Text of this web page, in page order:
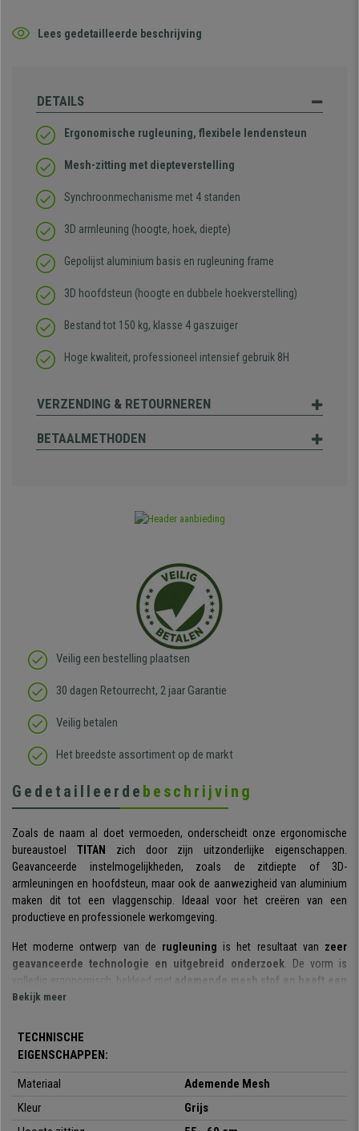
Lees gedetailleerde beschrijving
DETAILS
Ergonomische rugleuning, flexibele lendensteun
Mesh-zitting met diepteverstelling
Synchroonmechanisme met 4 standen
3D armleuning (hoogte, hoek, diepte)
Gepolijst aluminium basis en rugleuning frame
3D hoofdsteun (hoogte en dubbele hoekverstelling)
Bestand tot 150 kg, klasse 4 gaszuiger
Hoge kwaliteit, professioneel intensief gebruik 8H
VERZENDING & RETOURNEREN
BETAALMETHODEN
Veilig een bestelling plaatsen
30 dagen Retourrecht, 2 jaar Garantie
Veilig betalen
Het breedste assortiment op de markt
Gedetailleerde beschrijving
Zoals de naam al doet vermoeden, onderscheidt onze ergonomische
bureaustoel TITAN
zich door zijn uitzonderlijke eigenschappen.
Geavanceerde instelmogelijkheden, zoals de zitdiepte of 3D-
armleuningen en hoofdsteun, maar ook de aanwezigheid van aluminium
maken dit tot een vlaggenschip. Ideaal voor het creëren van een
productieve en professionele werkomgeving.
Het moderne ontwerp van de rugleuning is het resultaat van zeer
geavanceerde technologie en uitgebreid onderzoek. De vorm is
volledig ergonomisch, bekleed met
ademende mesh stof en heeft een
lendensteun die zich aan uw lichaam en bewegingen aanpast
aanneemt, een echte aanrader als u deze zone zo veel mogelijk wilt
beschermen.
Dit model uitermate geschikt voor lange mensen. Door de ruime
een juiste werkhouding behouden.
Bekijk meer
TECHNISCHE
EIGENSCHAPPEN:
Materiaal
Ademende Mesh
Kleur
Grijs